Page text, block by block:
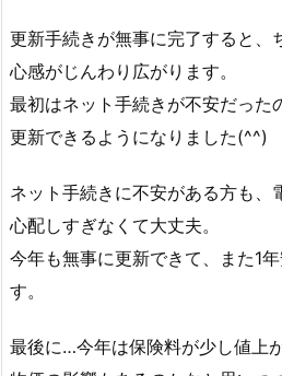
更新手続きが無事に完了すると、
心感がじんわり広がります。
最初はネット手続きが不安だった
更新できるようになりました(^^)
ネット手続きに不安がある方も、
心配しすぎなくて大丈夫。
今年も無事に更新できて、また1
す。
最後に…今年は保険料が少し値上が